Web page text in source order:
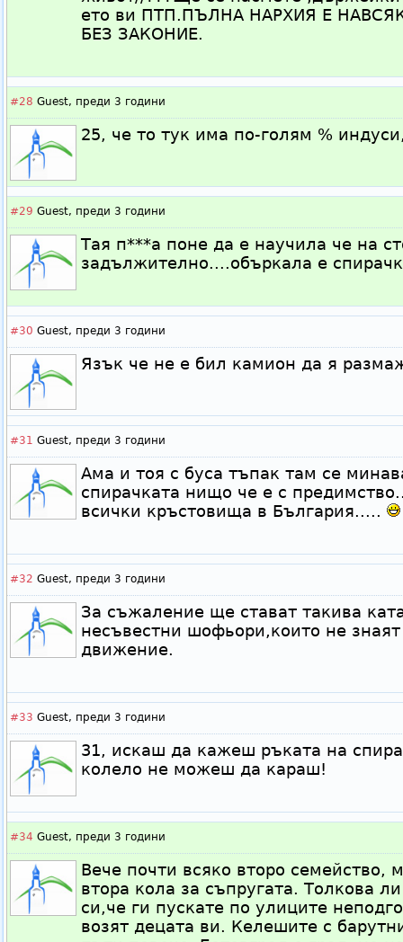
ето ви ПТП.ПЪЛНА НАРХИЯ Е
БЕЗ ЗАКОНИЕ.
#28 Guest, преди 3 години
25, че то тук има по-голям %
#29 Guest, преди 3 години
Тая п***а поне да е научила че на
задължително....объркала е
#30 Guest, преди 3 години
Язък че не е бил камион да я
#31 Guest, преди 3 години
Ама и тоя с буса тъпак там се
спирачката нищо че е с
всички кръстовища в България.....
#32 Guest, преди 3 години
За съжаление ще стават такива
несъвестни шофьори,които не
движение.
#33 Guest, преди 3 години
31, искаш да кажеш ръката на
колело не можеш да караш!
#34 Guest, преди 3 години
Вече почти всяко второ семейство,
втора кола за съпругата. Толкова
си,че ги пускате по улиците
возят децата ви. Келешите с